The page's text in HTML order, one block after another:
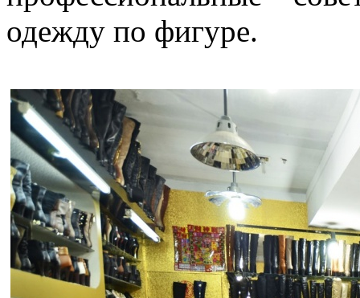
одежду по фигуре.